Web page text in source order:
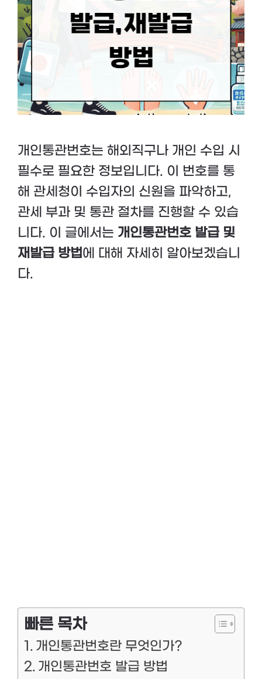
개인통관번호는 해외직구나 개인 수입 시
필수로 필요한 정보입니다. 이 번호를 통
해 관세청이 수입자의 신원을 파악하고,
관세 부과 및 통관 절차를 진행할 수 있습
니다. 이 글에서는 개인통관번호 발급 및
재발급 방법에 대해 자세히 알아보겠습니
다.
빠른 목차
개인통관번호란 무엇인가?
개인통관번호 발급 방법